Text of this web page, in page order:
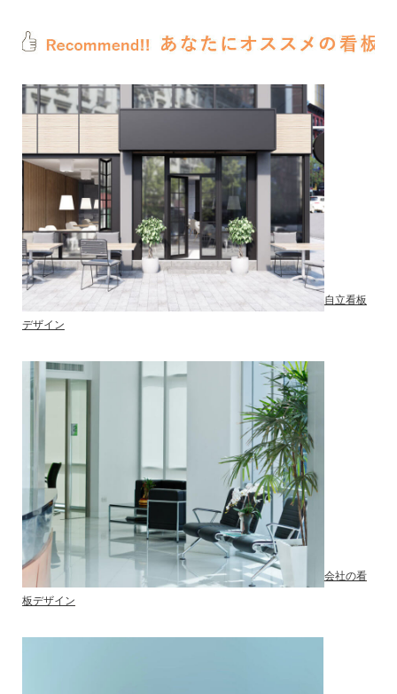
自立看板
デザイン
会社の看
板デザイン